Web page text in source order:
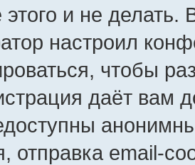
и не делать.
настроил
чтобы
даёт вам
отправка email-